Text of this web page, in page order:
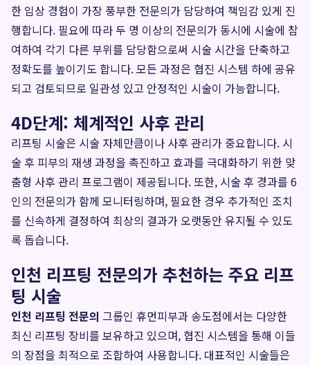
한 임상 경험이 가장 풍부한 전문의가 담당하여 책임감 있게 진
행합니다. 필요에 따라 두 명 이상의 전문의가 동시에 시술에 참
여하여 각기 다른 부위를 담당함으로써 시술 시간을 단축하고
정확도를 높이기도 합니다. 모든 과정은 협진 시스템 하에 공유
되고 검토되므로 일관성 있고 안정적인 시술이 가능합니다.
4D단계: 체계적인 사후 관리
리프팅 시술은 시술 자체만큼이나 사후 관리가 중요합니다. 시
술 후 피부의 재생 과정을 촉진하고 효과를 극대화하기 위한 맞
춤형 사후 관리 프로그램이 제공됩니다. 또한, 시술 후 경과를 6
인의 전문의가 함께 모니터링하며, 필요한 경우 추가적인 조치
를 신속하게 결정하여 최상의 결과가 오랫동안 유지될 수 있도
록 돕습니다.
인천 리프팅 전문의가 추천하는 주요 리프
팅 시술
인천 리프팅 전문의 그룹인 휴먼피부과 송도점에서는 다양한
최신 리프팅 장비를 보유하고 있으며, 협진 시스템을 통해 이들
의 장점을 최적으로 조합하여 사용합니다. 대표적인 시술들은